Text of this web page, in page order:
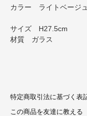
カラー ライトベージ
サイズ H27.5cm
材質 ガラス
特定商取引法に基づく表
この商品を友達に教える